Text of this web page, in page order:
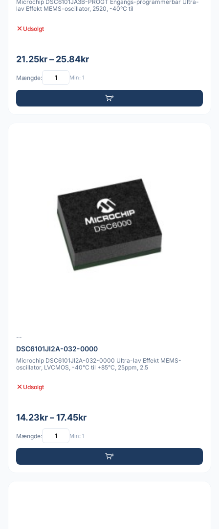
Microchip DSC6101JA3B-PROGT Engangs-programmerbar Ultra-
lav Effekt MEMS-oscillator, 2520, -40°C til
Udsolgt
21.25kr – 25.84kr
Mængde: Min: 1
--
DSC6101JI2A-032-0000
Microchip DSC6101JI2A-032-0000 Ultra-lav Effekt MEMS-
oscillator, LVCMOS, -40°C til +85°C, 25ppm, 2.5
Udsolgt
14.23kr – 17.45kr
Mængde: Min: 1